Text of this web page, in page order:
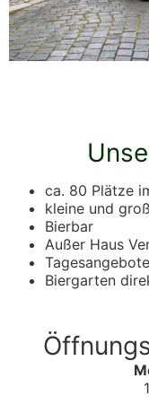
ca. 80 Plätze
kleine und
Bierbar
Außer Haus
Tagesangebote
Biergarten